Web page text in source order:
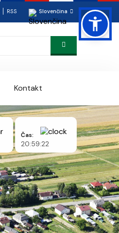
RSS Slovenčina
Kontakt
Čas:
20:59:22